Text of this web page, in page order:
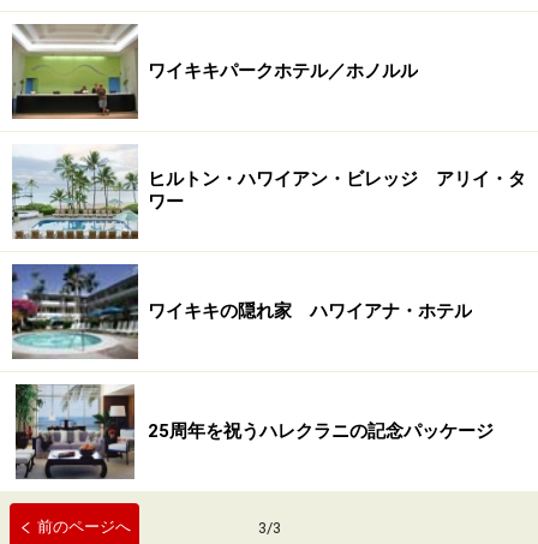
ワイキキパークホテル／ホノルル
ヒルトン・ハワイアン・ビレッジ アリイ・タ
ワー
ワイキキの隠れ家 ハワイアナ・ホテル
25周年を祝うハレクラニの記念パッケージ
前のページへ 3/3